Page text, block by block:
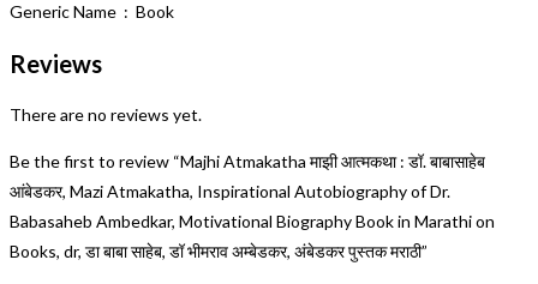
Generic Name ‏ : ‎ Book
Reviews
There are no reviews yet.
Be the first to review “Majhi Atmakatha माझी आत्मकथा : डॉ. बाबासाहेब
आंबेडकर, Mazi Atmakatha, Inspirational Autobiography of Dr.
Babasaheb Ambedkar, Motivational Biography Book in Marathi on
Books, dr, डा बाबा साहेब, डॉ भीमराव अम्बेडकर, अंबेडकर पुस्तक मराठी”